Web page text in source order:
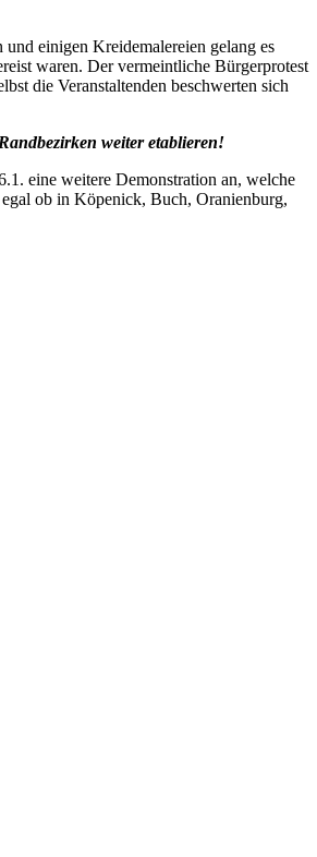
einigen Kreidemalereien gelang es
waren. Der vermeintliche Bürgerprotest
die Veranstaltenden beschwerten sich
weiter etablieren!
eine weitere Demonstration an, welche
egal ob in Köpenick, Buch, Oranienburg,